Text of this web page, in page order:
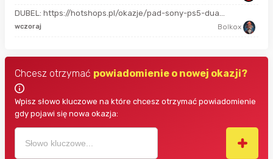
DUBEL: https://hotshops.pl/okazje/pad-sony-ps5-dua...
wczoraj Bolkox
Chcesz otrzymać powiadomienie o nowej okazji?
Wpisz słowo kluczowe na które chcesz otrzymać powiadomienie
gdy pojawi się nowa okazja: